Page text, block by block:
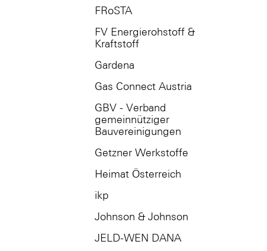
FRoSTA
FV Energierohstoff &
Kraftstoff
Gardena
Gas Connect Austria
GBV - Verband
gemeinnütziger
Bauvereinigungen
Getzner Werkstoffe
Heimat Österreich
ikp
Johnson & Johnson
JELD-WEN DANA